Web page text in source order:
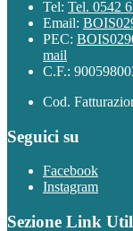
Tel: Tel. 0542
Email:
PEC:
mail
C.F.:
Cod.
Seguici su
Facebook
Instagram
Sezione Link